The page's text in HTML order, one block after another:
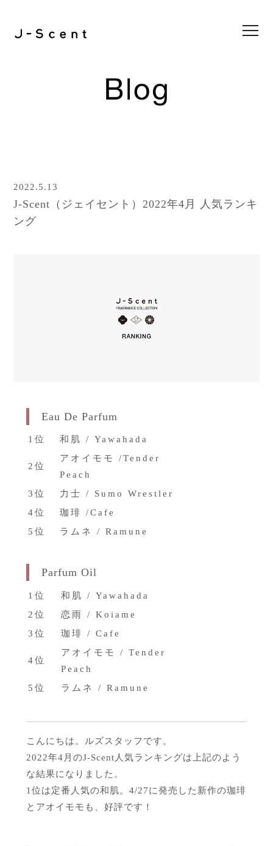
Store List
2022.5.13
J-Scent（ジェイセント）2022年4月 人気ランキ
ング
Eau De Parfum
1位 和肌 / Yawahada
2位
アオイモモ /Tender
Peach
3位
力士 / Sumo Wrestler
4位
珈琲 /Cafe
5位
ラムネ / Ramune
Parfum Oil
1位
和肌 / Yawahada
2位
恋雨 / Koiame
3位
珈琲 / Cafe
4位
アオイモモ / Tender
Peach
5位
ラムネ / Ramune
こんにちは。ルズスタッフです。
2022年4月のJ-Scent人気ランキングは上記のよう
な結果になりました。
1位は定番人気の和肌。4/27に発売した新作の珈琲
とアオイモモも、好評です！